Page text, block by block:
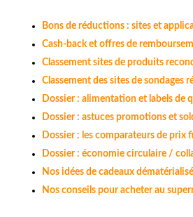
Bons de réductions : sites et
Cash-back et offres de
Classement sites de produits
Classement des sites de sondages
Dossier : alimentation et labels de
Dossier : astuces promotions et
Dossier : les comparateurs de prix
Dossier : économie circulaire /
Nos idées de cadeaux
Nos conseils pour acheter au